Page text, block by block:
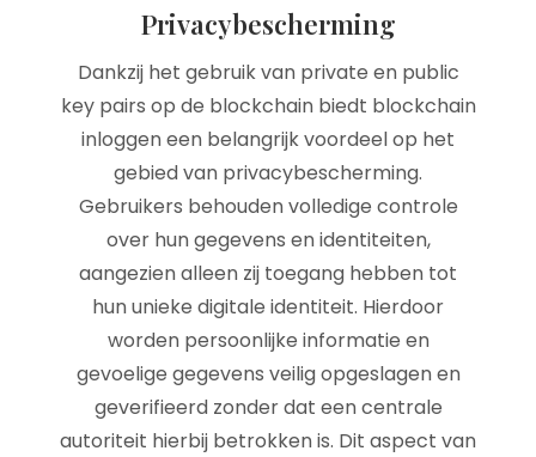
Privacybescherming
Dankzij het gebruik van private en public
key pairs op de blockchain biedt blockchain
inloggen een belangrijk voordeel op het
gebied van privacybescherming.
Gebruikers behouden volledige controle
over hun gegevens en identiteiten,
aangezien alleen zij toegang hebben tot
hun unieke digitale identiteit. Hierdoor
worden persoonlijke informatie en
gevoelige gegevens veilig opgeslagen en
geverifieerd zonder dat een centrale
autoriteit hierbij betrokken is. Dit aspect van